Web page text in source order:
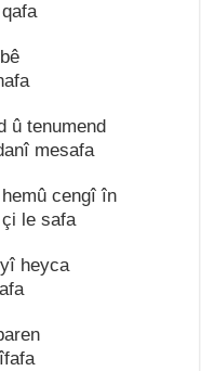
û tenumend
mesafa
cengî în
le safa
heyca